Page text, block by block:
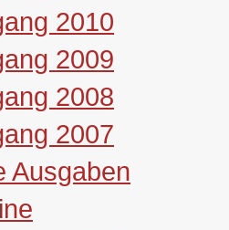
2010
2009
2008
2007
Ausgaben